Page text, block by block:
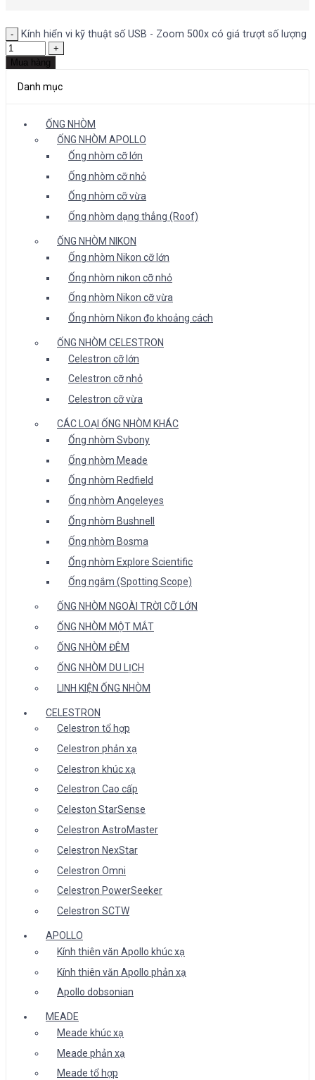
Kính hiển vi kỹ thuật số USB - Zoom 500x có giá trượt số lượng
Mua hàng
Danh mục
ỐNG NHÒM
ỐNG NHÒM APOLLO
Ống nhòm cỡ lớn
Ống nhòm cỡ nhỏ
Ống nhòm cỡ vừa
Ống nhòm dạng thẳng (Roof)
ỐNG NHÒM NIKON
Ống nhòm Nikon cỡ lớn
Ống nhòm nikon cỡ nhỏ
Ống nhòm Nikon cỡ vừa
Ống nhòm Nikon đo khoảng cách
ỐNG NHÒM CELESTRON
Celestron cỡ lớn
Celestron cỡ nhỏ
Celestron cỡ vừa
CÁC LOẠI ỐNG NHÒM KHÁC
Ống nhòm Svbony
Ống nhòm Meade
Ống nhòm Redfield
Ống nhòm Angeleyes
Ống nhòm Bushnell
Ống nhòm Bosma
Ống nhòm Explore Scientific
Ống ngắm (Spotting Scope)
ỐNG NHÒM NGOÀI TRỜI CỠ LỚN
ỐNG NHÒM MỘT MẮT
ỐNG NHÒM ĐÊM
ỐNG NHÒM DU LỊCH
LINH KIỆN ỐNG NHÒM
CELESTRON
Celestron tổ hợp
Celestron phản xạ
Celestron khúc xạ
Celestron Cao cấp
Celeston StarSense
Celestron AstroMaster
Celestron NexStar
Celestron Omni
Celestron PowerSeeker
Celestron SCTW
APOLLO
Kính thiên văn Apollo khúc xạ
Kính thiên văn Apollo phản xạ
Apollo dobsonian
MEADE
Meade khúc xạ
Meade phản xạ
Meade tổ hợp